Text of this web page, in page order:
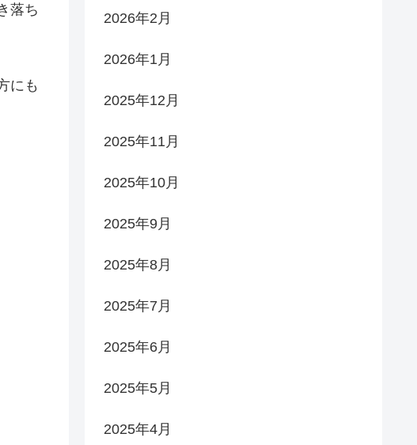
落ち
にも
2026年2月
2026年1月
2025年12月
2025年11月
2025年10月
2025年9月
2025年8月
2025年7月
2025年6月
2025年5月
2025年4月